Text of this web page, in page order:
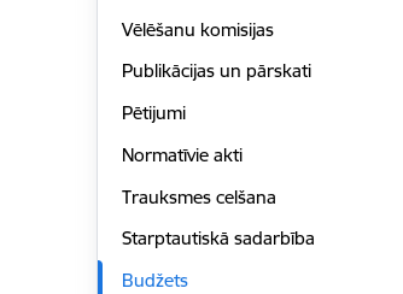
Vēlēšanu komisijas
Publikācijas un pārskati
Pētijumi
Normatīvie akti
Trauksmes celšana
Starptautiskā sadarbība
Budžets